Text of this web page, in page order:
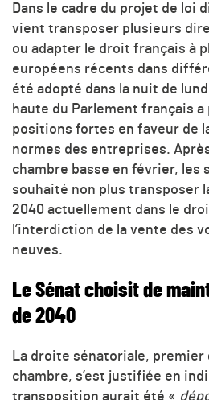
Dans le cadre du projet de loi
vient transposer plusieurs
ou adapter le droit français à
européens récents dans
été adopté dans la nuit de
haute du Parlement français a
positions fortes en faveur de
normes des entreprises.
chambre basse en février, les
souhaité non plus transposer
2040 actuellement dans le
l’interdiction de la vente des
neuves.
Le Sénat choisit de
de 2040
La droite sénatoriale, premier
chambre, s’est justifiée en
transposition aurait été «